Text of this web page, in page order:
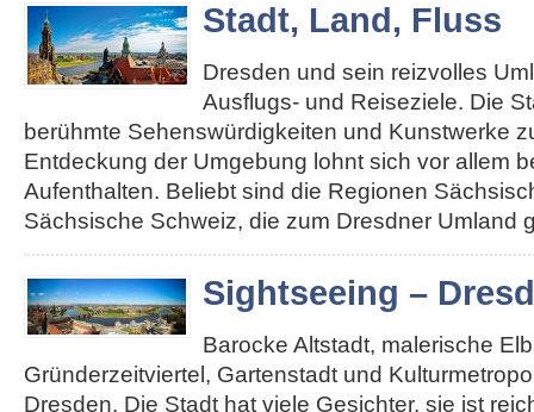
Stadt, Land, Fluss
Dresden und sein reizvolles
Ausflugs- und Reiseziele. Die
berühmte Sehenswürdigkeiten und Kunstwerke
Entdeckung der Umgebung lohnt sich vor allem
Aufenthalten. Beliebt sind die Regionen
Sächsische Schweiz, die zum Dresdner Umland
Sightseeing –
Barocke Altstadt, malerische
Gründerzeitviertel, Gartenstadt und
Dresden. Die Stadt hat viele Gesichter, sie ist